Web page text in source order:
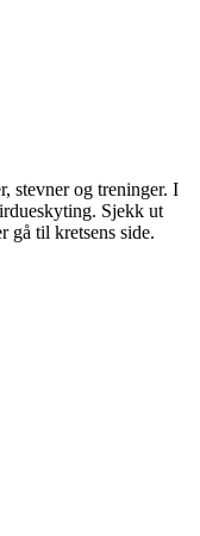
stevner og treninger. I
Sjekk ut
gå til kretsens side.